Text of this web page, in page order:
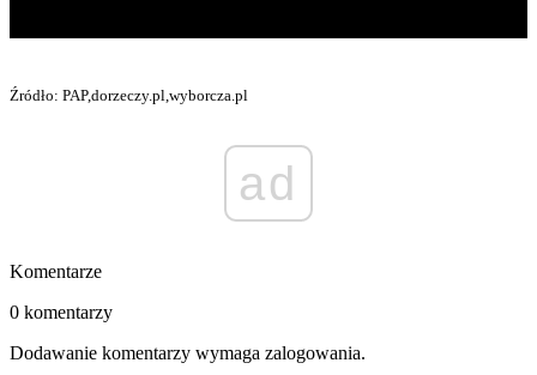
Źródło: PAP,dorzeczy.pl,wyborcza.pl
ad
Komentarze
0 komentarzy
Dodawanie komentarzy wymaga zalogowania.